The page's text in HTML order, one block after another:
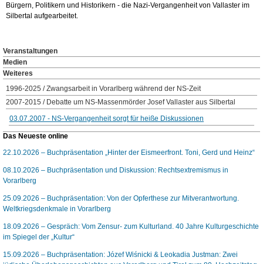
Bürgern, Politikern und Historikern - die Nazi-Vergangenheit von Vallaster im
Silbertal aufgearbeitet.
Veranstaltungen
Medien
Weiteres
1996-2025 / Zwangsarbeit in Vorarlberg während der NS-Zeit
2007-2015 / Debatte um NS-Massenmörder Josef Vallaster aus Silbertal
03.07.2007 - NS-Vergangenheit sorgt für heiße Diskussionen
Das Neueste online
22.10.2026 – Buchpräsentation „Hinter der Eismeerfront. Toni, Gerd und Heinz“
08.10.2026 – Buchpräsentation und Diskussion: Rechtsextremismus in
Vorarlberg
25.09.2026 – Buchpräsentation: Von der Opferthese zur Mitverantwortung.
Weltkriegsdenkmale in Vorarlberg
18.09.2026 – Gespräch: Vom Zensur- zum Kulturland. 40 Jahre Kulturgeschichte
im Spiegel der „Kultur“
15.09.2026 – Buchpräsentation: Józef Wiśnicki & Leokadia Justman: Zwei